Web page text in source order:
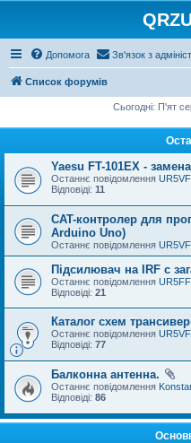
Допомога Зв'язок з
Список форумів
Сьогодні: П'ят
Yaesu FT-101EX -
Останнє повідомлення
Відповіді: 11
CAT-контролер для
Arduino Uno)
Останнє повідомлення
Підсилювач на IRF с
Останнє повідомлення
Відповіді: 21
Каталог схем
Останнє повідомлення
Відповіді: 77
Балконна антенна.
Останнє повідомлення
Відповіді: 86